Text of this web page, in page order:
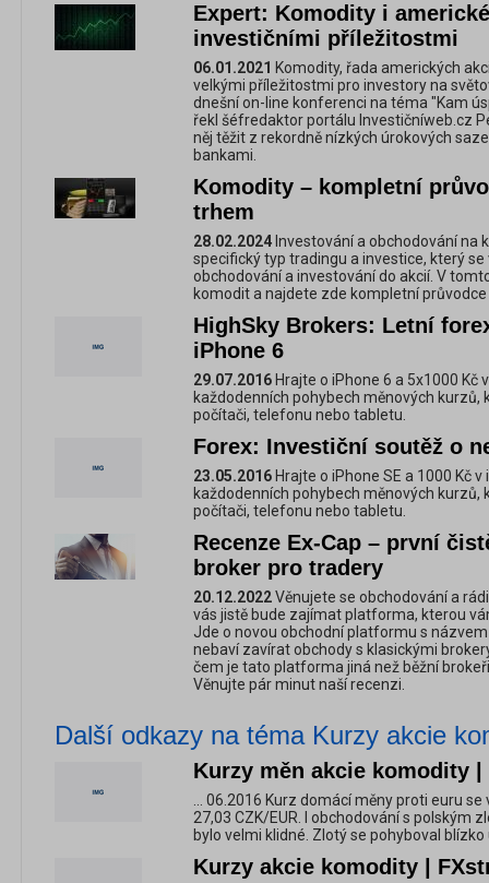
Expert: Komodity i
investičními příležitostmi
06.01.2021 Komodity, řada amerických
velkými příležitostmi pro investory na
dnešní on-line konferenci na téma "Kam
řekl šéfredaktor portálu Investičníweb.cz
něj těžit z rekordně nízkých úrokových
bankami.
Komodity – kompletní
trhem
28.02.2024 Investování a obchodování
specifický typ tradingu a investice, který
obchodování a investování do akcií. V
komodit a najdete zde kompletní
HighSky Brokers: Letní
iPhone 6
29.07.2016 Hrajte o iPhone 6 a 5x1000 Kč
každodenních pohybech měnových kurzů,
počítači, telefonu nebo tabletu.
Forex: Investiční soutěž o
23.05.2016 Hrajte o iPhone SE a 1000 Kč
každodenních pohybech měnových kurzů,
počítači, telefonu nebo tabletu.
Recenze Ex-Cap – první
broker pro tradery
20.12.2022Věnujete se obchodování a
vás jistě bude zajímat platforma, kterou
Jde o novou obchodní platformu s názvem
nebaví zavírat obchody s klasickými
čem je tato platforma jiná než běžní
Věnujte pár minut naší recenzi.
Další odkazy na téma Kurzy akcie
Kurzy měn akcie komodity |
... 06.2016 Kurz domácí měny proti euru
27,03 CZK/EUR. I obchodování s polským
bylo velmi klidné. Zlotý se pohyboval blízko
Kurzy akcie komodity |